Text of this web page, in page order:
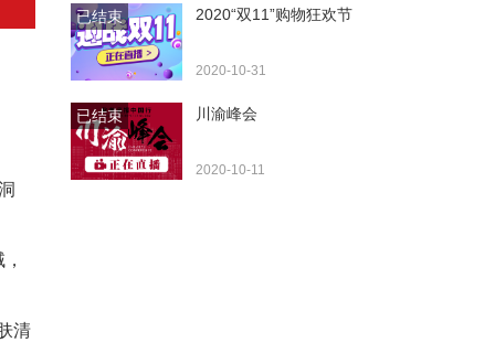
清
已结束 2020“双11”购物狂欢节
2020-10-31
已结束 川渝峰会
2020-10-11